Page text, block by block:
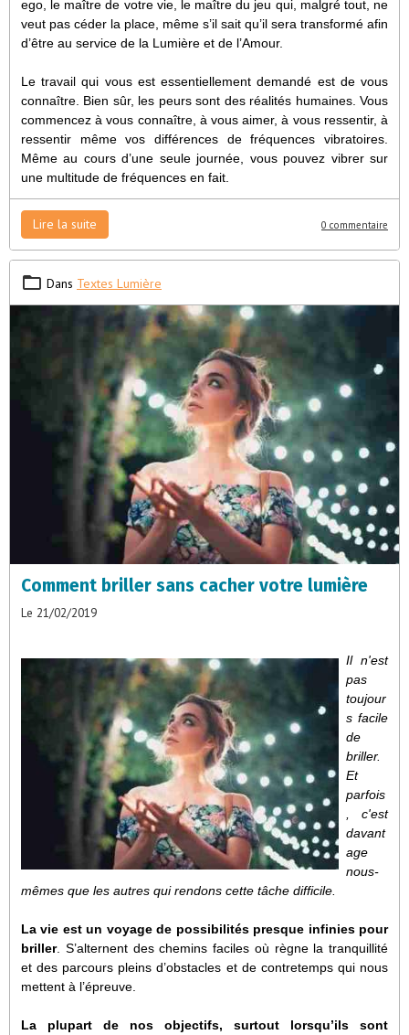
ego, le maître de votre vie, le maître du jeu qui, malgré tout, ne
veut pas céder la place, même s’il sait qu’il sera transformé afin
d’être au service de la Lumière et de l’Amour.
Le travail qui vous est essentiellement demandé est de vous
connaître. Bien sûr, les peurs sont des réalités humaines. Vous
commencez à vous connaître, à vous aimer, à vous ressentir, à
ressentir même vos différences de fréquences vibratoires.
Même au cours d’une seule journée, vous pouvez vibrer sur
une multitude de fréquences en fait.
Lire la suite 0 commentaire
Dans Textes Lumière
Comment briller sans cacher votre lumière
Le 21/02/2019
Il n'est
pas
toujour
s facile
de
briller.
Et
parfois
, c'est
davant
age
nous-
mêmes que les autres qui rendons cette tâche difficile.
La vie est un voyage de possibilités presque infinies pour
briller. S’alternent des chemins faciles où règne la tranquillité
et des parcours pleins d’obstacles et de contretemps qui nous
mettent à l’épreuve.
La plupart de nos objectifs, surtout lorsqu’ils sont